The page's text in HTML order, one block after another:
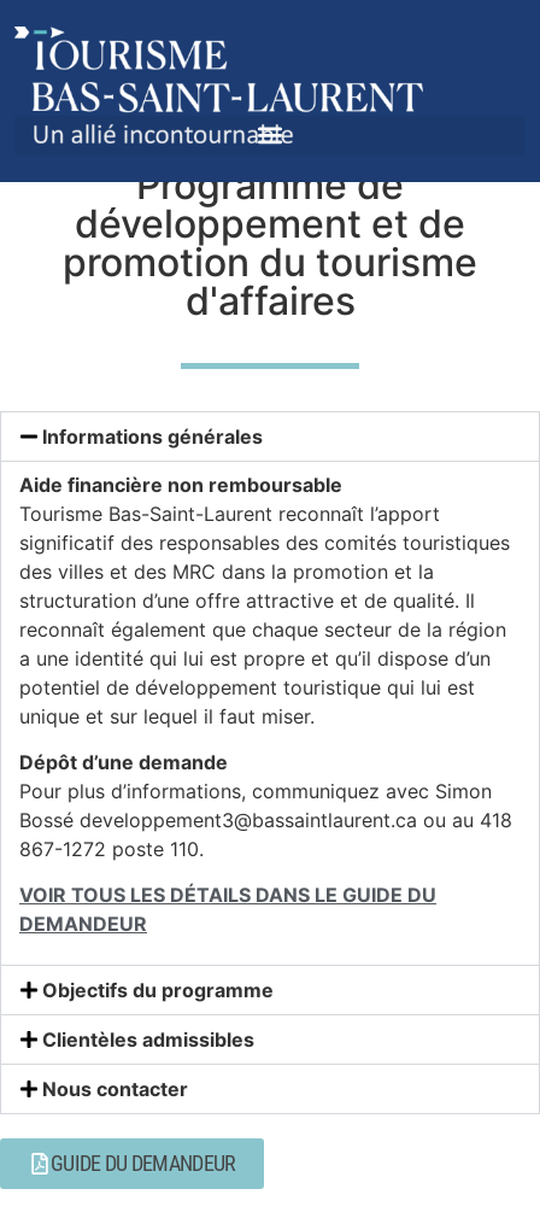
Programme de
développement et de
promotion du tourisme
d'affaires
Informations générales
Aide financière non remboursable
Tourisme Bas-Saint-Laurent reconnaît l’apport
significatif des responsables des comités touristiques
des villes et des MRC dans la promotion et la
structuration d’une offre attractive et de qualité. Il
reconnaît également que chaque secteur de la région
a une identité qui lui est propre et qu’il dispose d’un
potentiel de développement touristique qui lui est
unique et sur lequel il faut miser.
Dépôt d’une demande
Pour plus d’informations, communiquez avec Simon
Bossé developpement3@bassaintlaurent.ca ou au 418
867-1272 poste 110.
VOIR TOUS LES DÉTAILS DANS LE GUIDE DU
DEMANDEUR
Objectifs du programme
Clientèles admissibles
Nous contacter
GUIDE DU DEMANDEUR